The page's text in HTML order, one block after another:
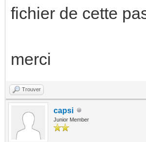
fichier de cette
merci
Trouver
capsi
Junior Member